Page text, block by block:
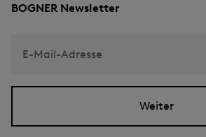
BOGNER Newsletter
E-Mail-Adresse
Weiter